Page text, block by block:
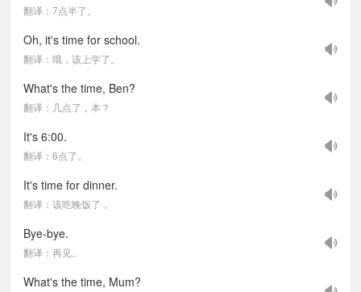
翻译：7点半了。
Oh, it's time for school.
翻译：哦，该上学了。
What's the time, Ben?
翻译：几点了，本？
It's 6:00.
翻译：6点了。
It's time for dinner.
翻译：该吃晚饭了，
Bye-bye.
翻译：再见。
What's the time, Mum?